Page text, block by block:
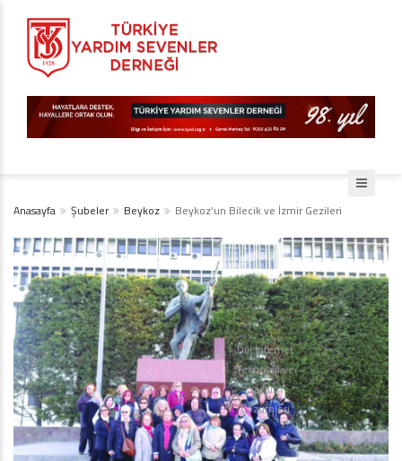
Anasayfa Şubeler Beykoz Beykoz’un Bilecik ve İzmir Gezileri
Diji İnternet
Teknoloji ve
Yazılım
Çözümleri